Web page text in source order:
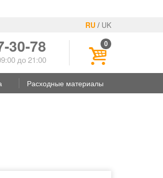
RU / UK
30-78
до 21:00
0
Расходные материалы